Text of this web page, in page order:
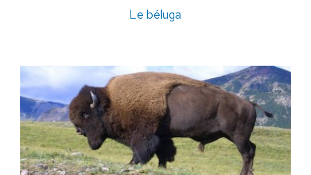
Le béluga